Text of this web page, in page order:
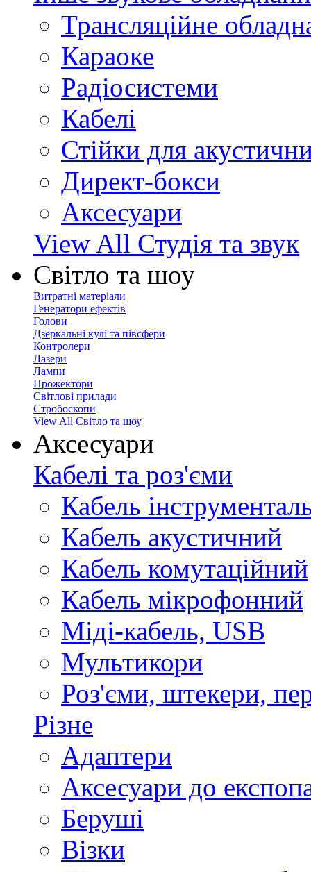
Трансляційне
Караоке
Радіосистеми
Кабелі
Стійки для
Директ-бокси
Аксесуари
View All Студія та звук
Світло та шоу
Витратні матеріали
Генератори ефектів
Голови
Дзеркальні кулі та півсфери
Контролери
Лазери
Лампи
Прожектори
Світлові прилади
Стробоскопи
View All Світло та шоу
Аксесуари
Кабелі та роз'єми
Кабель
Кабель акустичний
Кабель комутаційний
Кабель мікрофонний
Міді-кабель, USB
Мультикори
Роз'єми, штекери,
Різне
Адаптери
Аксесуари до
Беруші
Візки